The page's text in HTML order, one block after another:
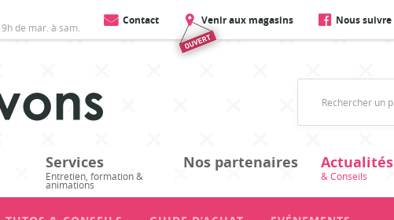
de mar. à sam.
Contact Venir aux magasins Nous suivre
Services
Entretien, formation &
animations
Nos partenaires Actualités
& Conseils